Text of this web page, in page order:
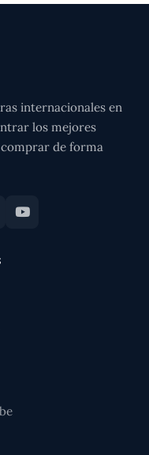
internacionales en
los mejores
de forma